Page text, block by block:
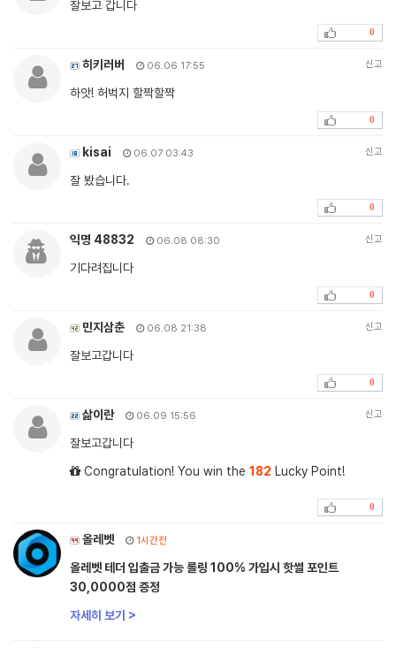
잘보고 갑니다
0
히키러버 06.06 17:55 신고
하앗! 허벅지 할짝할짝
0
kisai 06.07 03:43 신고
잘 봤습니다.
0
익명 48832 06.08 08:30 신고
기다려집니다
0
민지삼춘 06.08 21:38 신고
잘보고갑니다
0
삶이란 06.09 15:56 신고
잘보고갑니다
Congratulation! You win the 182 Lucky Point!
0
올레벳 1시간전
올레벳 테더 입출금 가능 롤링 100% 가입시 핫썰 포인트
30,0000점 증정
자세히 보기 >